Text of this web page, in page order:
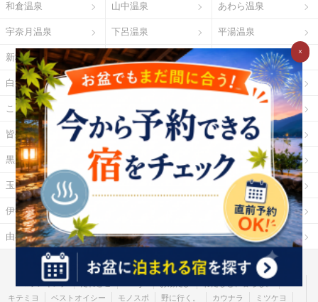
和倉温泉 山中温泉 あわら温泉
宇奈月温泉 下呂温泉 平湯温泉
新穂高温泉 城崎温泉 有馬温泉
白浜温泉 勝浦温泉 道後温泉
こんぴら温泉 三朝温泉
皆生温泉 湯原温泉 別府温泉
黒川温泉 霧島温泉 酸ヶ湯温泉
玉川温泉 日光湯元温泉 箱根温泉
伊勢・鳥羽温泉 大歩危祖谷温泉
由布院温泉 熱海温泉 指宿温泉
お湯たびとは ご利用ガイド Ｇポイント
Ｇランキング
キテミヨ
ベストオイシー モノスポ 野に行く。 カウナラ ミツケヨ
×